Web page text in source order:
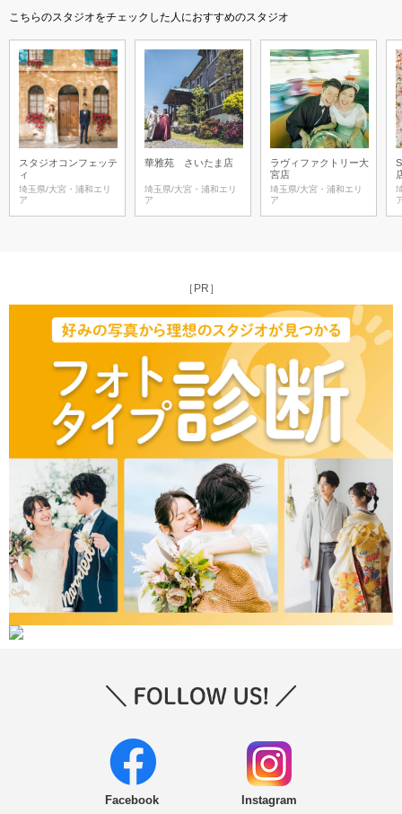
こちらのスタジオをチェックした人におすすめのスタジオ
スタジオコンフェッテ
ィ
埼玉県/大宮・浦和エリ
ア
華雅苑 さいたま店
埼玉県/大宮・浦和エリ
ア
ラヴィファクトリー大
宮店
埼玉県/大宮・浦和エリ
ア
［PR］
Facebook Instagram